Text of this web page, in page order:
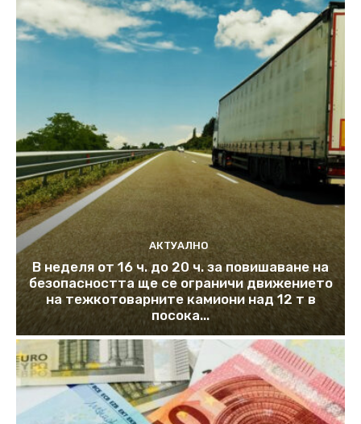
АКТУАЛНО
В неделя от 16 ч. до 20 ч. за повишаване на
безопасността ще се ограничи движението
на тежкотоварните камиони над 12 т в
посока...